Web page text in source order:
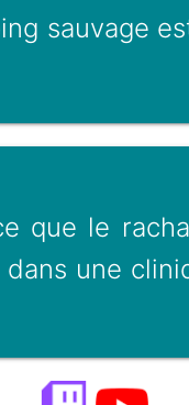
sauvage
que le
une